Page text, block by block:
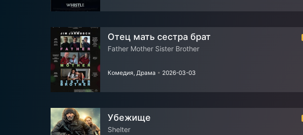
Отец мать сестра брат
Father Mother Sister Brother
Комедия, Драма • 2026-03-03
Убежище
Shelter